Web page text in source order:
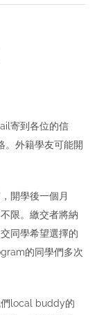
寄到各位的信
外籍學友可能開
開學後一個月
限。繳交者將納
同學希望選擇的
的同學們多次
們local buddy的